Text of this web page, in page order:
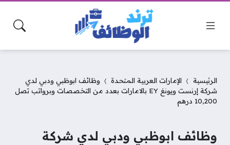
الرئيسية الإمارات العربية المتحدة
وظائف ابوظبي ودبي لدي
شركة إرنست ويونغ EY بالامارات بعدد من التخصصات وبرواتب تصل
10,200 درهم
وظائف ابوظبي ودبي لدي شركة